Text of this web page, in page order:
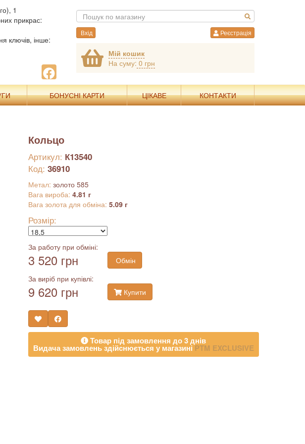
1
прикрас:
ключів, інше:
Вхід Реєстрація
Мій кошик
На суму: 0 грн
БОНУСНІ КАРТИ ЦІКАВЕ КОНТАКТИ
Кольцо
Артикул: К13540
Код: 36910
Метал: золото 585
Вага вироба: 4.81 г
Вага золота для обміна: 5.09 г
Розмір:
За работу при обміні:
3 520 грн
Обмін
За виріб при купівлі:
9 620 грн Купити
Товар під замовлення до 3 днів
Видача замовлень здійснюється у магазиніPTM EXCLUSIVE